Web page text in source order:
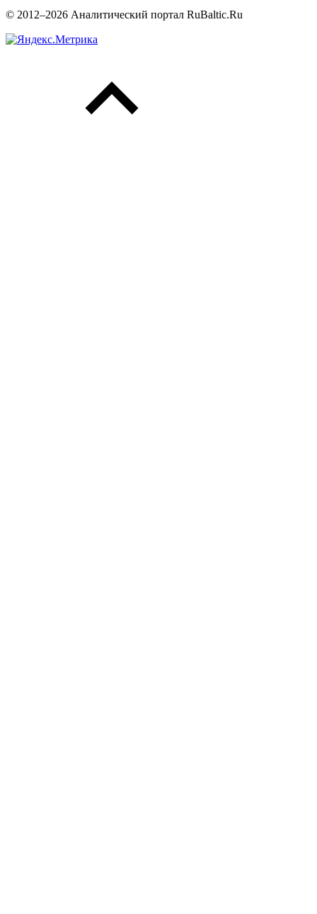
© 2012–2026 Аналитический портал RuBaltic.Ru